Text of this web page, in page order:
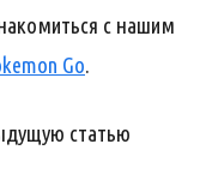
с нашим
Go.
статью